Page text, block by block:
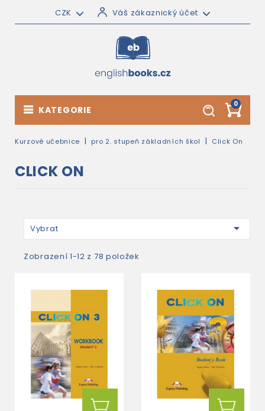
CZK Váš zákaznický účet
0
KATEGORIE
Kurzové učebnice pro 2. stupeň základních škol Click On
CLICK ON
Vybrat 
Zobrazení 1-12 z 78 položek